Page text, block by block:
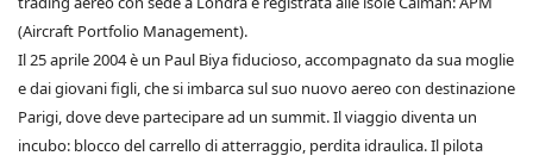
(Aircraft Portfolio Management).
Il 25 aprile 2004 è un Paul Biya fiducioso, accompagnato da sua moglie
e dai giovani figli, che si imbarca sul suo nuovo aereo con destinazione
Parigi, dove deve partecipare ad un summit. Il viaggio diventa un
incubo: blocco del carrello di atterraggio, perdita idraulica. Il pilota